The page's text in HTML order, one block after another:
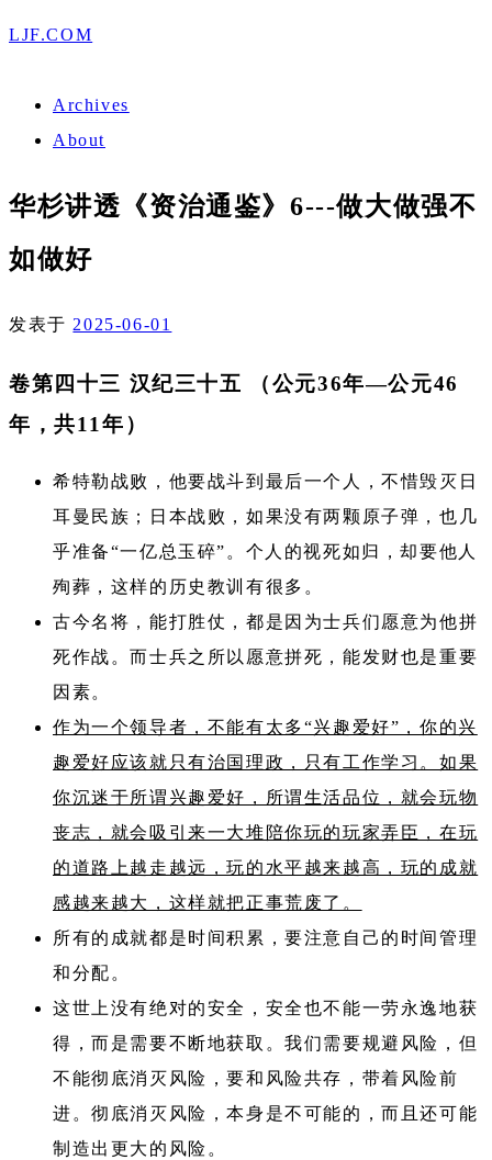
LJF.COM
Archives
About
华杉讲透《资治通鉴》6---做大做强不
如做好
发表于 2025-06-01
卷第四十三 汉纪三十五 （公元36年—公元46
年，共11年）
希特勒战败，他要战斗到最后一个人，不惜毁灭日
耳曼民族；日本战败，如果没有两颗原子弹，也几
乎准备“一亿总玉碎”。个人的视死如归，却要他人
殉葬，这样的历史教训有很多。
古今名将，能打胜仗，都是因为士兵们愿意为他拼
死作战。而士兵之所以愿意拼死，能发财也是重要
因素。
作为一个领导者，不能有太多“兴趣爱好”，你的兴
趣爱好应该就只有治国理政，只有工作学习。如果
你沉迷于所谓兴趣爱好，所谓生活品位，就会玩物
丧志，就会吸引来一大堆陪你玩的玩家弄臣，在玩
的道路上越走越远，玩的水平越来越高，玩的成就
感越来越大，这样就把正事荒废了。
所有的成就都是时间积累，要注意自己的时间管理
和分配。
这世上没有绝对的安全，安全也不能一劳永逸地获
得，而是需要不断地获取。我们需要规避风险，但
不能彻底消灭风险，要和风险共存，带着风险前
进。彻底消灭风险，本身是不可能的，而且还可能
制造出更大的风险。